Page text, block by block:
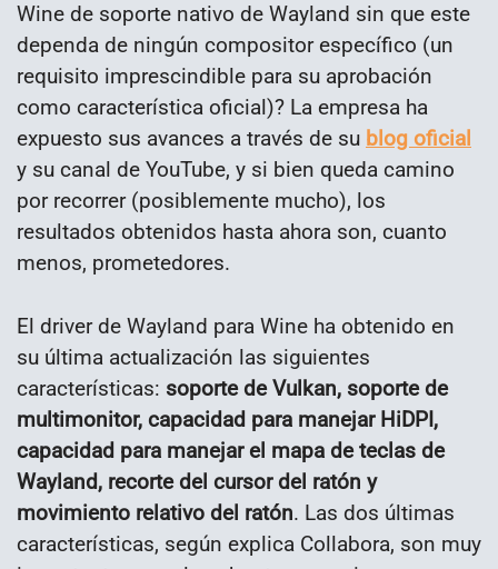
Wine de soporte nativo de Wayland sin que este
dependa de ningún compositor específico (un
requisito imprescindible para su aprobación
como característica oficial)? La empresa ha
expuesto sus avances a través de su blog oficial
y su canal de YouTube, y si bien queda camino
por recorrer (posiblemente mucho), los
resultados obtenidos hasta ahora son, cuanto
menos, prometedores.
El driver de Wayland para Wine ha obtenido en
su última actualización las siguientes
características: soporte de Vulkan, soporte de
multimonitor, capacidad para manejar HiDPI,
capacidad para manejar el mapa de teclas de
Wayland, recorte del cursor del ratón y
movimiento relativo del ratón. Las dos últimas
características, según explica Collabora, son muy